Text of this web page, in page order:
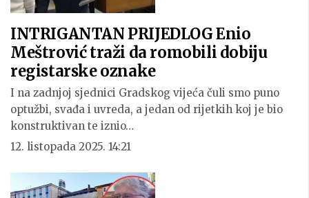
INTRIGANTAN PRIJEDLOG Enio
Meštrović traži da romobili dobiju
registarske oznake
I na zadnjoj sjednici Gradskog vijeća čuli smo puno
optužbi, svađa i uvreda, a jedan od rijetkih koj je bio
konstruktivan te iznio…
12. listopada 2025. 14:21